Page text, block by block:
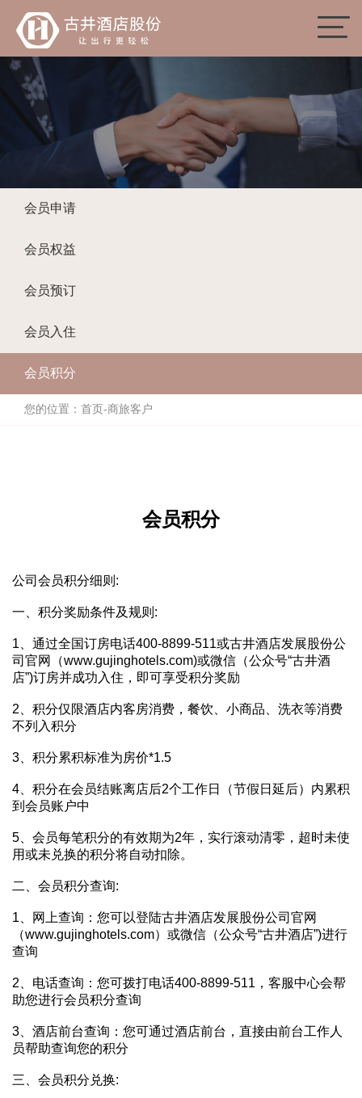
会员申请
会员权益
会员预订
会员入住
会员积分
您的位置： 首页-商旅客户
会员积分
公司会员积分细则:
一、积分奖励条件及规则:
1、通过全国订房电话400-8899-511或古井酒店发展股份公
司官网（www.gujinghotels.com)或微信（公众号“古井酒
店”)订房并成功入住，即可享受积分奖励
2、积分仅限酒店内客房消费，餐饮、小商品、洗衣等消费
不列入积分
3、积分累积标准为房价*1.5
4、积分在会员结账离店后2个工作日（节假日延后）内累积
到会员账户中
5、会员每笔积分的有效期为2年，实行滚动清零，超时未使
用或未兑换的积分将自动扣除。
二、会员积分查询:
1、网上查询：您可以登陆古井酒店发展股份公司官网
（www.gujinghotels.com）或微信（公众号“古井酒店”)进行
查询
2、电话查询：您可拨打电话400-8899-511，客服中心会帮
助您进行会员积分查询
3、酒店前台查询：您可通过酒店前台，直接由前台工作人
员帮助查询您的积分
三、会员积分兑换: